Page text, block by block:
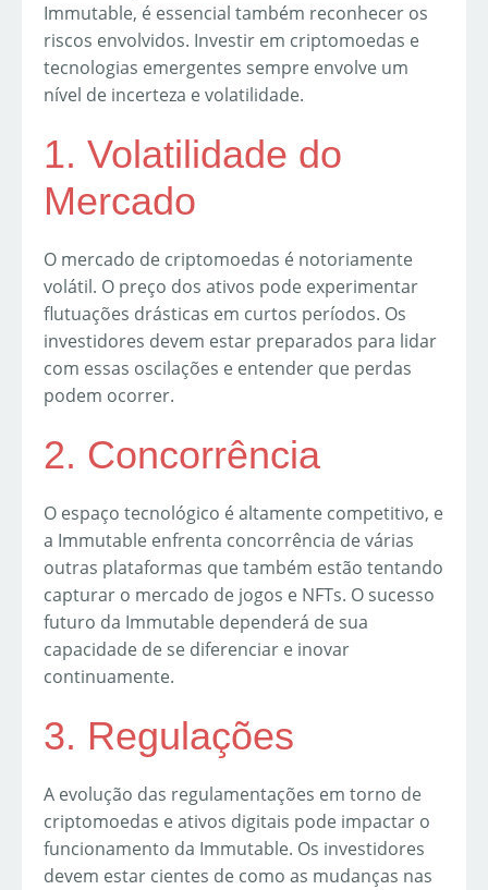
Immutable, é essencial também reconhecer os
riscos envolvidos. Investir em criptomoedas e
tecnologias emergentes sempre envolve um
nível de incerteza e volatilidade.
1. Volatilidade do
Mercado
O mercado de criptomoedas é notoriamente
volátil. O preço dos ativos pode experimentar
flutuações drásticas em curtos períodos. Os
investidores devem estar preparados para lidar
com essas oscilações e entender que perdas
podem ocorrer.
2. Concorrência
O espaço tecnológico é altamente competitivo, e
a Immutable enfrenta concorrência de várias
outras plataformas que também estão tentando
capturar o mercado de jogos e NFTs. O sucesso
futuro da Immutable dependerá de sua
capacidade de se diferenciar e inovar
continuamente.
3. Regulações
A evolução das regulamentações em torno de
criptomoedas e ativos digitais pode impactar o
funcionamento da Immutable. Os investidores
devem estar cientes de como as mudanças nas